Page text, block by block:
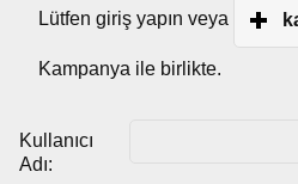
Lütfen giriş yapın veya
Kampanya ile birlikte.
Kullanıcı
Adı: